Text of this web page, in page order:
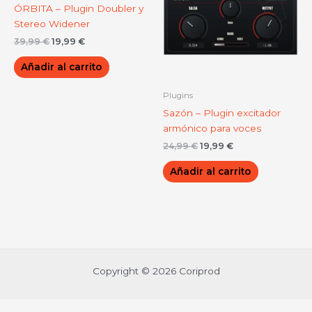
ÓRBITA – Plugin Doubler y
Stereo Widener
39,99€ 19,99 €
Añadir al carrito
Plugins
Sazón – Plugin excitador
armónico para voces
24,99€ 19,99 €
Añadir al carrito
Copyright © 2026 Coriprod